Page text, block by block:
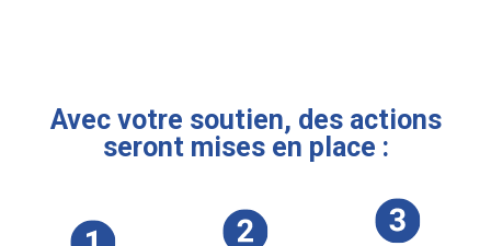
Avec votre soutien, des actions
seront mises en place :